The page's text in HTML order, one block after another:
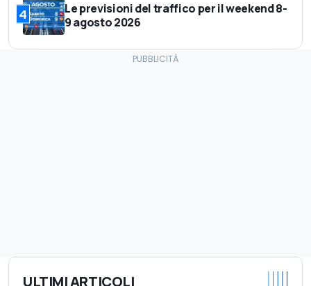
4
Le previsioni del traffico per il weekend 8-
9 agosto 2026
ULTIMI ARTICOLI